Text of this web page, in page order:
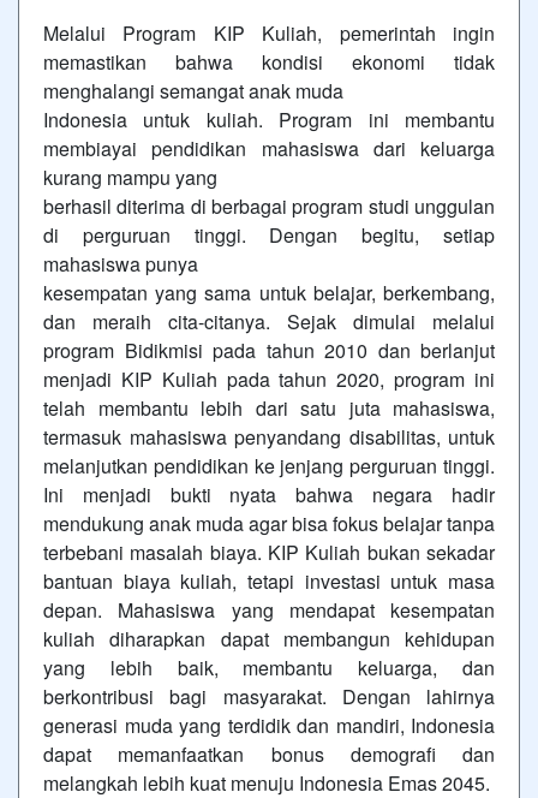
Melalui Program KIP Kuliah, pemerintah ingin
memastikan bahwa kondisi ekonomi tidak
menghalangi semangat anak muda
Indonesia untuk kuliah. Program ini membantu
membiayai pendidikan mahasiswa dari keluarga
kurang mampu yang
berhasil diterima di berbagai program studi unggulan
di perguruan tinggi. Dengan begitu, setiap
mahasiswa punya
kesempatan yang sama untuk belajar, berkembang,
dan meraih cita-citanya. Sejak dimulai melalui
program Bidikmisi pada tahun 2010 dan berlanjut
menjadi KIP Kuliah pada tahun 2020, program ini
telah membantu lebih dari satu juta mahasiswa,
termasuk mahasiswa penyandang disabilitas, untuk
melanjutkan pendidikan ke jenjang perguruan tinggi.
Ini menjadi bukti nyata bahwa negara hadir
mendukung anak muda agar bisa fokus belajar tanpa
terbebani masalah biaya. KIP Kuliah bukan sekadar
bantuan biaya kuliah, tetapi investasi untuk masa
depan. Mahasiswa yang mendapat kesempatan
kuliah diharapkan dapat membangun kehidupan
yang lebih baik, membantu keluarga, dan
berkontribusi bagi masyarakat. Dengan lahirnya
generasi muda yang terdidik dan mandiri, Indonesia
dapat memanfaatkan bonus demografi dan
melangkah lebih kuat menuju Indonesia Emas 2045.